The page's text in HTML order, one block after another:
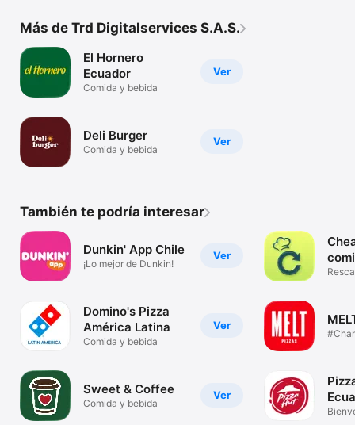
Más de Trd Digitalservices S.A.S.
Ver
El Hornero
Ecuador
Comida y bebida
Ver
Deli Burger
Comida y bebida
También te podría interesar
Ver
Dunkin' App Chile
¡Lo mejor de Dunkin!
Ver
Domino's Pizza
América Latina
Comida y bebida
Ver
Sweet & Coffee
Comida y bebida